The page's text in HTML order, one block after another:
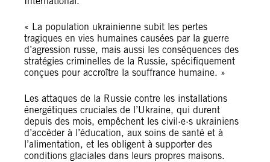
« La population ukrainienne subit les pertes
tragiques en vies humaines causées par la guerre
d’agression russe, mais aussi les conséquences des
stratégies criminelles de la Russie, spécifiquement
conçues pour accroître la souffrance humaine. »
Les attaques de la Russie contre les installations
énergétiques cruciales de l’Ukraine, qui durent
depuis des mois, empêchent les civil·e·s ukrainiens
d’accéder à l’éducation, aux soins de santé et à
l’alimentation, et les obligent à supporter des
conditions glaciales dans leurs propres maisons.